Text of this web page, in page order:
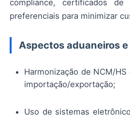
compliance, certificados
preferenciais para minimizar
Aspectos aduaneiros
Harmonização de NCM/
importação/exportação;
Uso de sistemas